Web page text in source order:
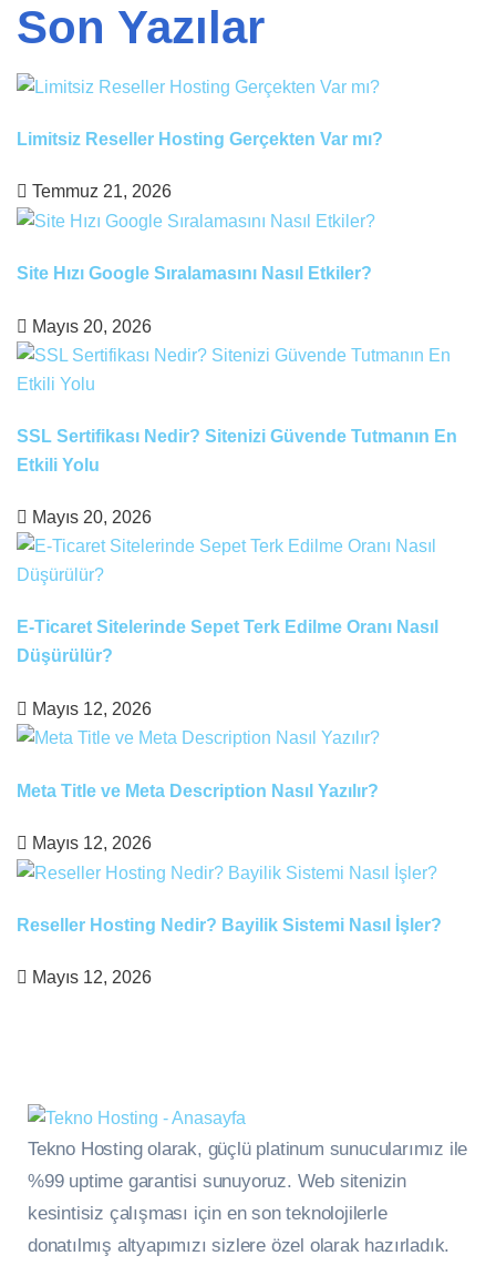
Son Yazılar
Limitsiz Reseller Hosting Gerçekten Var mı?
Temmuz 21, 2026
Site Hızı Google Sıralamasını Nasıl Etkiler?
Mayıs 20, 2026
SSL Sertifikası Nedir? Sitenizi Güvende Tutmanın En
Etkili Yolu
Mayıs 20, 2026
E-Ticaret Sitelerinde Sepet Terk Edilme Oranı Nasıl
Düşürülür?
Mayıs 12, 2026
Meta Title ve Meta Description Nasıl Yazılır?
Mayıs 12, 2026
Reseller Hosting Nedir? Bayilik Sistemi Nasıl İşler?
Mayıs 12, 2026
Tekno Hosting olarak, güçlü platinum sunucularımız ile
%99 uptime garantisi sunuyoruz. Web sitenizin
kesintisiz çalışması için en son teknolojilerle
donatılmış altyapımızı sizlere özel olarak hazırladık.